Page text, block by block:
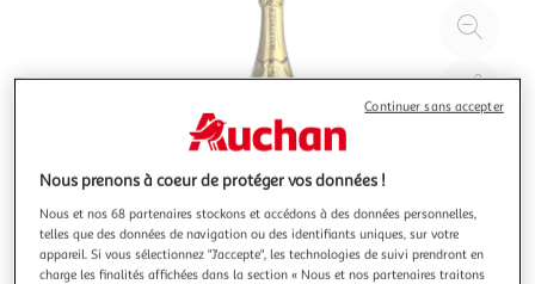
à
100
le
Nous prenons à coeur de protéger vos données !
Nous et nos 68 partenaires stockons et accédons à des données personnelles,
telles que des données de navigation ou des identifiants uniques, sur votre
appareil. Si vous sélectionnez "J'accepte", les technologies de suivi prendront en
charge les finalités affichées dans la section « Nous et nos partenaires traitons
Continuer sans accepter